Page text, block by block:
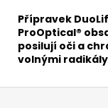
Přípravek
ProOptical®
posilují oči a
volnými
Z